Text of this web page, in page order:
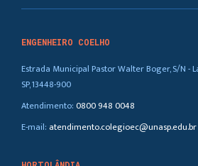
ENGENHEIRO COELHO
Estrada Municipal Pastor Walter Boger, S/N -
SP, 13448-900
Atendimento:0800 948 0048
E-mail: atendimento.colegioec@unasp.edu.br